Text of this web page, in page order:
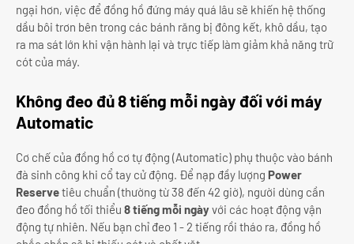
ngại hơn, việc để đồng hồ đứng máy quá lâu sẽ khiến hệ thống
dầu bôi trơn bên trong các bánh răng bị đông kết, khô dầu, tạo
ra ma sát lớn khi vận hành lại và trực tiếp làm giảm khả năng trữ
cót của máy.
Không đeo đủ 8 tiếng mỗi ngày đối với máy
Automatic
Cơ chế của đồng hồ cơ tự động (Automatic) phụ thuộc vào bánh
đà sinh công khi cổ tay cử động. Để nạp đầy lượng Power
Reservetiêu chuẩn (thường từ 38 đến 42 giờ), người dùng cần
đeo đồng hồ tối thiểu 8 tiếng mỗi ngàyvới các hoạt động vận
động tự nhiên. Nếu bạn chỉ đeo 1 - 2 tiếng rồi tháo ra, đồng hồ